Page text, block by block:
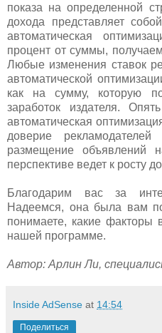
показа на определенной
дохода представляет
автоматическая
процент от суммы,
Любые изменения ставок
автоматической
как на сумму, которую
заработок издателя.
автоматическая
доверие
размещение объявлений
перспективе ведет к росту
Благодарим вас за
Надеемся, она была вам
понимаете, какие факторы
нашей программе.
Автор: Арлин Ли,
Inside AdSense at 14:54
Поделиться